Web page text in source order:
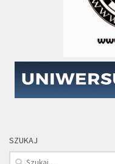
SZUKAJ
Szukaj: